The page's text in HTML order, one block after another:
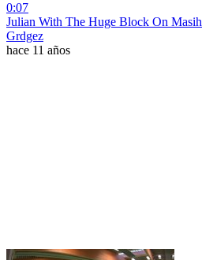
0:07
Julian With The Huge Block On Masih
Grdgez
hace 11 años